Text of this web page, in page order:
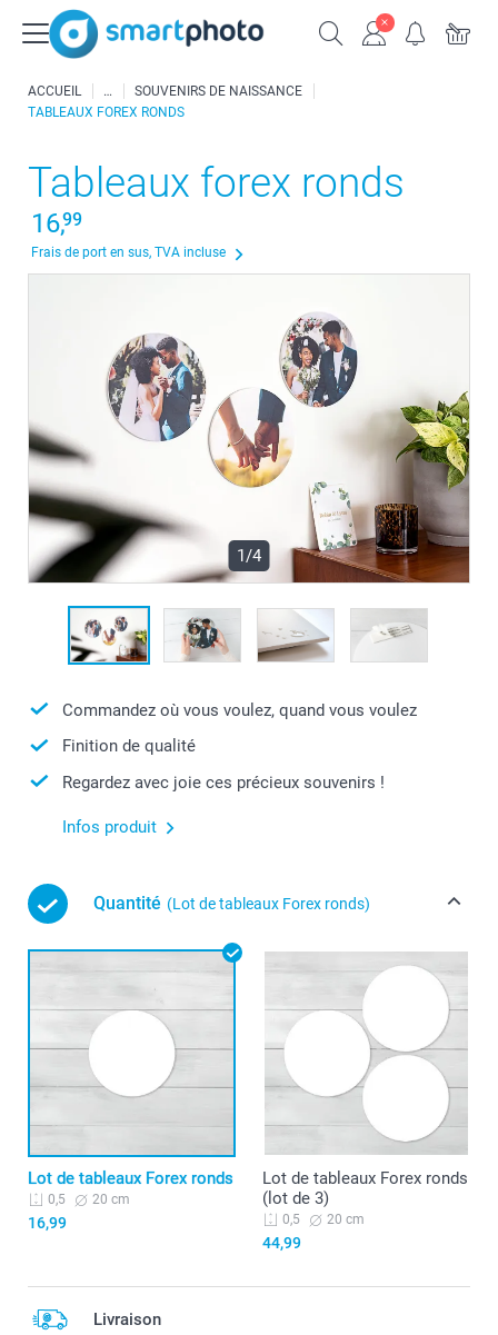
ACCUEIL
SOUVENIRS DE NAISSANCE
TABLEAUX FOREX RONDS
Tableaux forex ronds
16,99
Frais de port en sus, TVA incluse
1/4
Commandez où vous voulez, quand vous voulez
Finition de qualité
Regardez avec joie ces précieux souvenirs !
Infos produit
Quantité (Lot de tableaux Forex ronds)
Lot de tableaux Forex ronds
0,5 20 cm
16,99
Lot de tableaux Forex ronds
(lot de 3)
0,5 20 cm
44,99
Livraison